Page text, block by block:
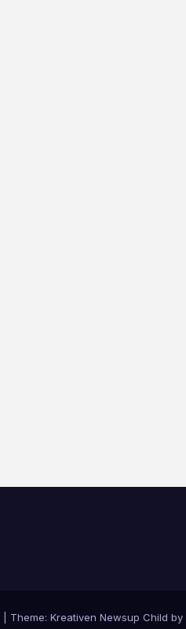
Theme: Kreativen Newsup Child by